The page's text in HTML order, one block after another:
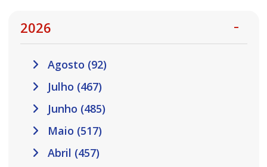
2026
Agosto (92)
Julho (467)
Junho (485)
Maio (517)
Abril (457)